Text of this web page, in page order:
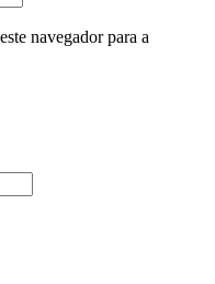
navegador para a